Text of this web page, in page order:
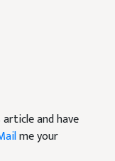
and have
me your